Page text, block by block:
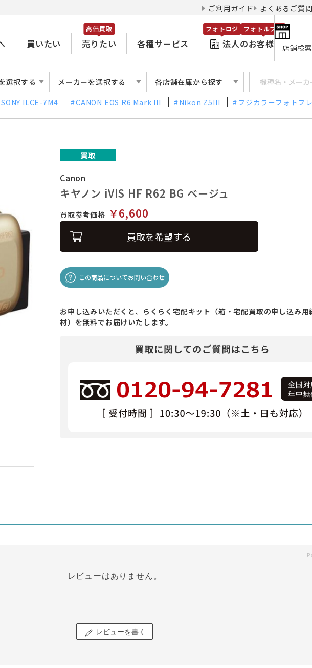
ご利用ガイド よくあるご質
買いたい 売りたい
高価買取
各種サービス 法人のお客様
フォトロジ フォトルプロ
店舗検索
選択する メーカーを選択する 各店舗在庫から探す
SONY ILCE-7M4 CANON EOS R6 Mark III Nikon Z5III フジカラーフォトフ
Canon
キヤノン iVIS HF R62 BG ベージュ
買取参考価格 ￥6,600
買取を希望する
この商品についてお問い合わせ
お申し込みいただくと、らくらく宅配キット（箱・宅配買取の申し込み
材）を無料でお届けいたします。
レビューはありません。
レビューを書く